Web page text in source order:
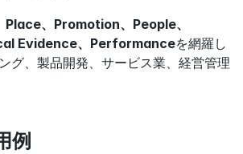
、Promotion、People、
Evidence、Performanceを網羅し
グ、製品開発、サービス業、経営管理
例